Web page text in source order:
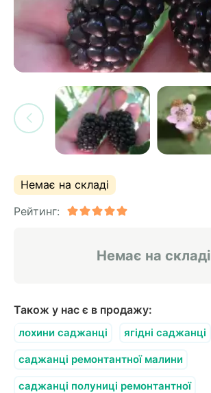
Немає на складі
Рейтинг:
Немає на складі
Також у нас є в продажу:
лохини саджанці ягідні саджанці
саджанці ремонтантної малини
саджанці полуниці ремонтантної